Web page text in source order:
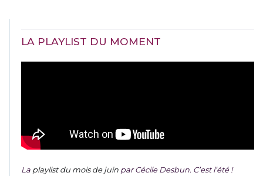
LA PLAYLIST DU MOMENT
La playlist du mois de juin par Cécile Desbun. C’est l’été !